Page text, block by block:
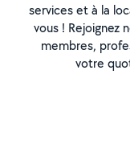
services et à la
vous ! Rejoignez
membres,
votre